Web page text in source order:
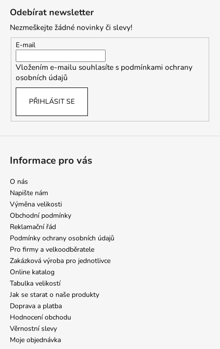
Odebírat newsletter
Nezmeškejte žádné novinky či slevy!
E-mail
Vložením e-mailu souhlasíte s podmínkami ochrany
osobních údajů
PŘIHLÁSIT SE
Informace pro vás
O nás
Napište nám
Výměna velikosti
Obchodní podmínky
Reklamační řád
Podmínky ochrany osobních údajů
Pro firmy a velkoodběratele
Zakázková výroba pro jednotlivce
Online katalog
Tabulka velikostí
Jak se starat o naše produkty
Doprava a platba
Hodnocení obchodu
Věrnostní slevy
Moje objednávka